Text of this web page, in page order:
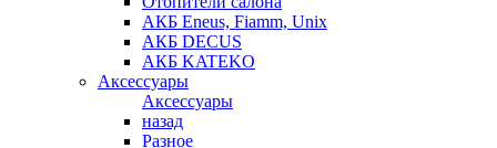
АКБ Eneus, Fiamm, Unix
АКБ DECUS
АКБ KATEKO
Аксессуары
Аксессуары
назад
Разное